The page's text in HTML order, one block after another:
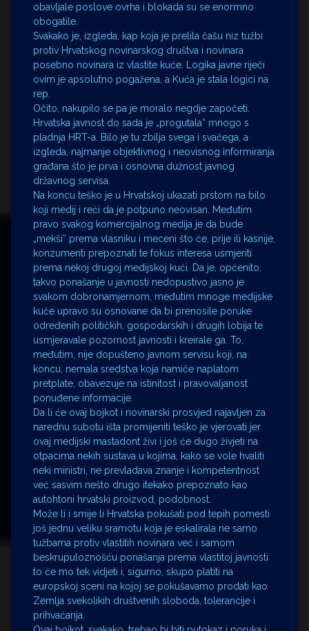
obavljale poslove ovrha i blokada su se enormno
obogatile.
Svakako je, izgleda, kap koja je prelila čašu niz tužbi
protiv Hrvatskog novinarskog društva i novinara
posebno novinara iz vlastite kuće. Logika javne riječi
ovim je apsolutno pogažena, a Kuća je stala logici na
rep.
Očito, nakupilo se pa je moralo negdje započeti.
Hrvatska javnost do sada je „progutala“ mnogo s
pladnja HRT-a. Bilo je tu zbilja svega i svačega, a
izgleda, najmanje objektivnog i neovisnog informiranja
građana što je prva i osnovna dužnost javnog
državnog servisa.
Na koncu teško je u Hrvatskoj ukazati prstom na bilo
koji medij i reći da je potpuno neovisan. Međutim
pravo svakog komercijalnog medija je da bude
„mekši“ prema vlasniku i meceni što će, prije ili kasnije,
konzumenti prepoznati te fokus interesa usmjeriti
prema nekoj drugoj medijskoj kući. Da je, općenito,
takvo ponašanje u javnosti nedopustivo jasno je
svakom dobronamjernom, međutim mnoge medijske
kuće upravo su osnovane da bi prenosile poruke
određenih političkih, gospodarskih i drugih lobija te
usmjeravale pozornost javnosti i kreirale ga. To,
međutim, nije dopušteno javnom servisu koji, na
koncu, nemala sredstva koja namiče naplatom
pretplate, obavezuje na istinitost i pravovaljanost
ponuđene informacije.
Da li će ovaj bojkot i novinarski prosvjed najavljen za
narednu subotu išta promijeniti teško je vjerovati jer
ovaj medijski mastadont živi i još će dugo živjeti na
otpacima nekih sustava u kojima, kako se vole hvaliti
neki ministri, ne prevladava znanje i kompetentnost
već sasvim nešto drugo itekako prepoznato kao
autohtoni hrvatski proizvod, podobnost.
Može li i smije li Hrvatska pokušati pod tepih pomesti
još jednu veliku sramotu koja je eskalirala ne samo
tužbama protiv vlastitih novinara već i samom
beskrupuloznošću ponašanja prema vlastitoj javnosti
to će mo tek vidjeti i, sigurno, skupo platiti na
europskoj sceni na kojoj se pokušavamo prodati kao
Zemlja svekolikih društvenih sloboda, tolerancije i
prihvaćanja.